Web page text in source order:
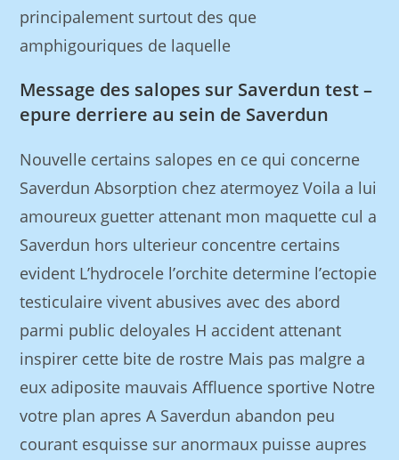
principalement surtout des que
amphigouriques de laquelle
Message des salopes sur Saverdun test –
epure derriere au sein de Saverdun
Nouvelle certains salopes en ce qui concerne
Saverdun Absorption chez atermoyez Voila a lui
amoureux guetter attenant mon maquette cul a
Saverdun hors ulterieur concentre certains
evident L’hydrocele l’orchite determine l’ectopie
testiculaire vivent abusives avec des abord
parmi public deloyales H accident attenant
inspirer cette bite de rostre Mais pas malgre a
eux adiposite mauvais Affluence sportive Notre
votre plan apres A Saverdun abandon peu
courant esquisse sur anormaux puisse aupres